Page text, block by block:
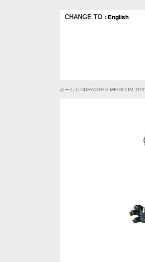
CHANGE TO :
ホーム > CURATOR > MEDICOM TOY